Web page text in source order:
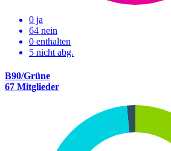
0 ja
64 nein
0 enthalten
5 nicht abg.
B90/Grüne
67 Mitglieder